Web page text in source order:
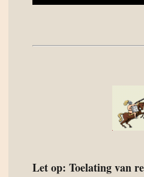
Let op: Toelating van